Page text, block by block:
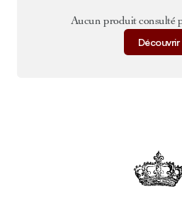
Aucun produit consulté
Découvrir